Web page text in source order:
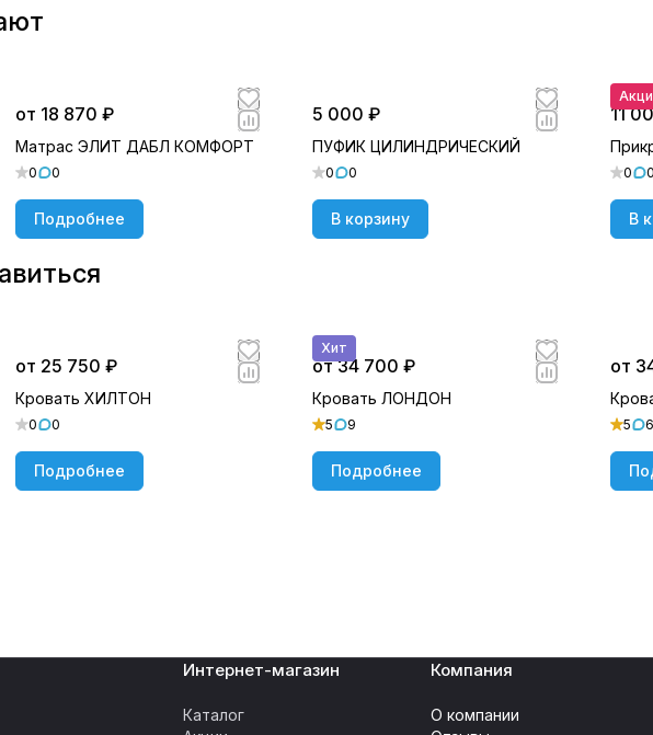
от 18 870 ₽
Матрас ЭЛИТ ДАБЛ КОМФОРТ
0 0
Подробнее
5 000 ₽
ПУФИК ЦИЛИНДРИЧЕСКИЙ
0 0
В корзину
11
0 0
В
от 25 750 ₽
Кровать ХИЛТОН
0 0
Подробнее
Хит
от 34 700 ₽
Кровать ЛОНДОН
5 9
Подробнее
от
5 6
Интернет-магазин
Каталог
Компания
О компании